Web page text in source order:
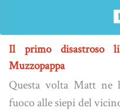
Il primo disastroso
Muzzopappa
Questa volta Matt ne
fuoco alle siepi del